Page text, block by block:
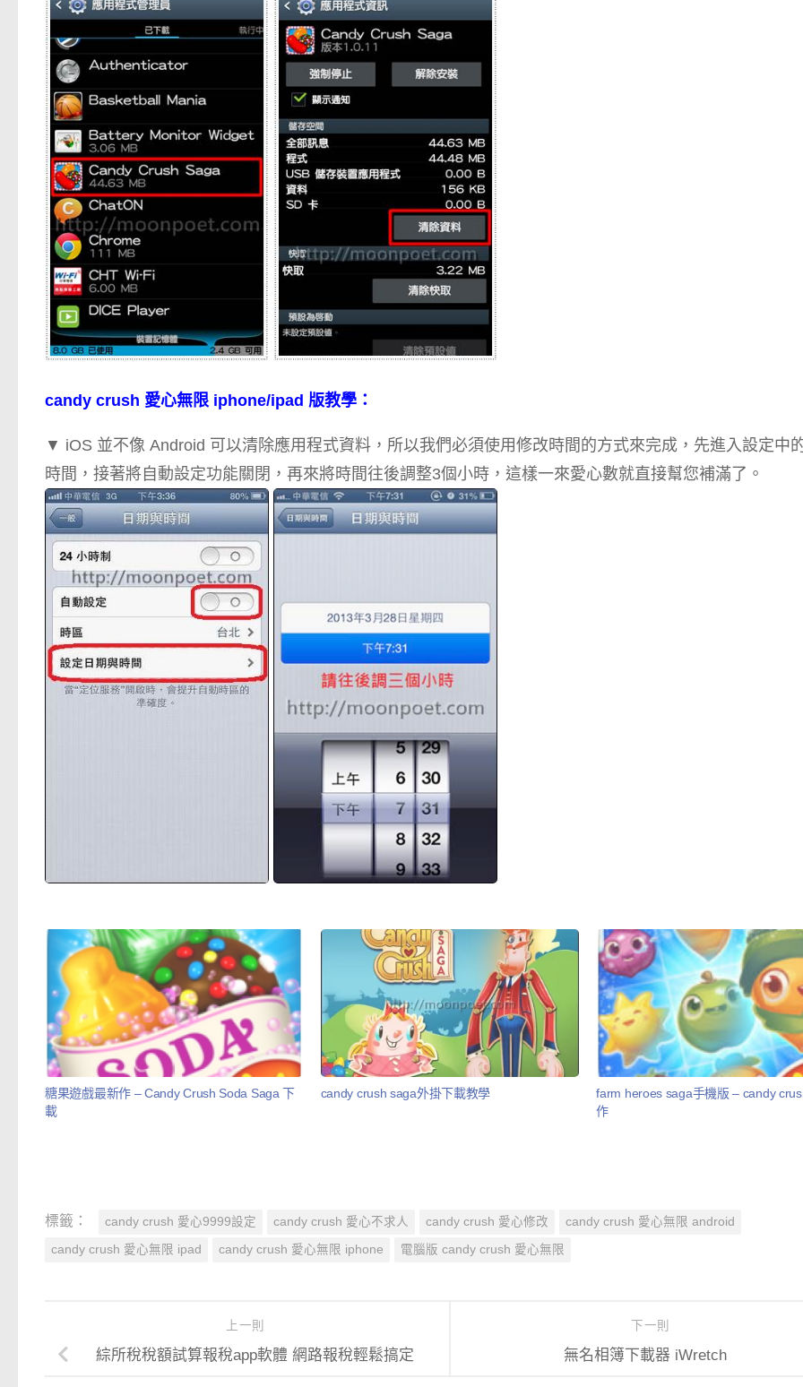
candy crush 愛心無限 iphone/ipad 版教學：
▼ iOS 並不像 Android 可以清除應用程式資料，所以我們必須使用修改時間的方式來完成，先進入設定中
時間，接著將自動設定功能關閉，再來將時間往後調整3個小時，這樣一來愛心數就直接幫您補滿了。
糖果遊戲最新作 – Candy Crush Soda Saga 下
載
candy crush saga外掛下載教學
farm heroes saga手機版 – candy
作
標籤： candy crush 愛心9999設定 candy crush 愛心不求人 candy crush 愛心修改 candy crush 愛心無限 android
candy crush 愛心無限 ipad candy crush 愛心無限 iphone 電腦版 candy crush 愛心無限
下一則
無名相簿下載器 iWretch
上一則
綜所稅稅額試算報稅app軟體 網路報稅輕鬆搞定